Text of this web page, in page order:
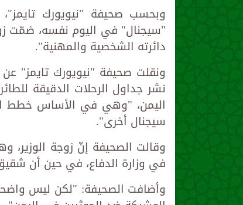
وبحسب صحيفة "نيويورك
"سيجنال" في اليوم نفسه، ضمّت
دائرته الشخصية والمهنية".
ونقلت صحيفة "نيويورك تايمز"
نشر جداول الرحلات الدقيقة
اليمن، "وهي في الأساس خطط
سيجنال أخرى".
وقالت الصحيفة إنّ زوجة
في وزارة الدفاع، في حين أن
وأضافت الصحيفة: "لكن ليس